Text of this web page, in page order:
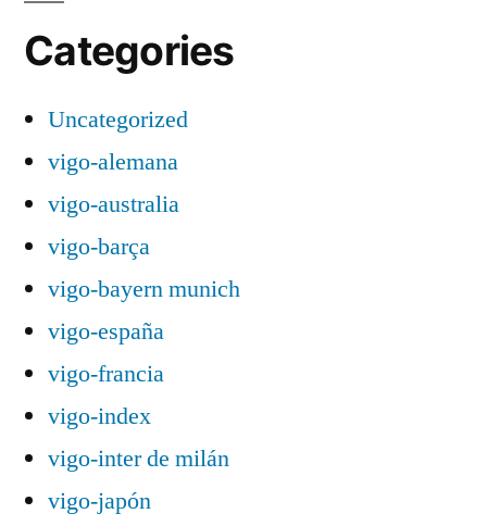
Categories
Uncategorized
vigo-alemana
vigo-australia
vigo-barça
vigo-bayern munich
vigo-españa
vigo-francia
vigo-index
vigo-inter de milán
vigo-japón